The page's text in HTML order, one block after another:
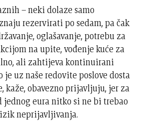
– neki dolaze samo
rezervirati po sedam, pa čak
oglašavanje, potrebu za
na upite, vođenje kuće za
ali zahtijeva kontinuirani
je uz naše redovite poslove dosta
kaže, obavezno prijavljuju, jer za
eura nitko si ne bi trebao
neprijavljivanja.